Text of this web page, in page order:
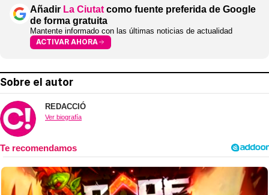
Añadir La Ciutat como fuente preferida de Google
de forma gratuita
Mantente informado con las últimas noticias de actualidad
ACTIVAR AHORA
Sobre el autor
REDACCIÓ
Ver biografía